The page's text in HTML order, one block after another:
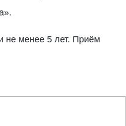
не менее 5 лет. Приём